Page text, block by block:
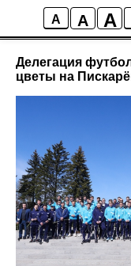
A A A
Делегация
цветы на